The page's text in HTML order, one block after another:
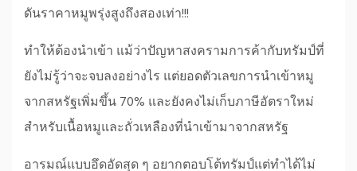
ดันราคาหมูพรุ่งสูงถึงสองเท่า!!!
ทำให้ต้องนำเข้า แม้ว่าปัญหาสงครามการค้ากับทรัมป์ที่
ยังไม่รู้ว่าจะจบลงอย่างไร แต่ยอดตัวเลขการนำเข้าหมู
จากสหรัฐเพิ่มขึ้น 70% และยังคงไม่เก็บภาษีอัตราใหม่
สำหรับเนื้อหมูและถั่วเหลืองที่นำเข้ามาจากสหรัฐ
อารมณ์แบบอึดอัดสุด ๆ อยากตอบโต้ทรัมป์แต่ทำได้ไม่